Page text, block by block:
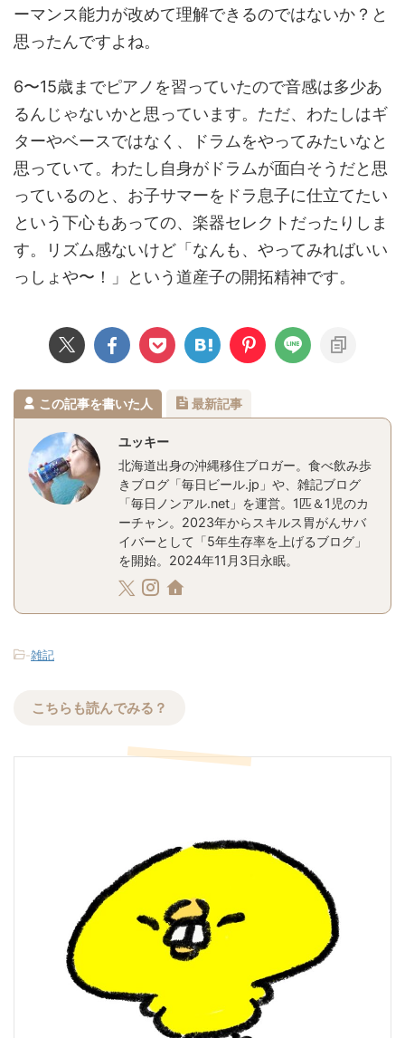
ーマンス能力が改めて理解できるのではないか？と
思ったんですよね。
6〜15歳までピアノを習っていたので音感は多少あ
るんじゃないかと思っています。ただ、わたしはギ
ターやベースではなく、ドラムをやってみたいなと
思っていて。わたし自身がドラムが面白そうだと思
っているのと、お子サマーをドラ息子に仕立てたい
という下心もあっての、楽器セレクトだったりしま
す。リズム感ないけど「なんも、やってみればいい
っしょや〜！」という道産子の開拓精神です。
この記事を書いた人 最新記事
ユッキー
北海道出身の沖縄移住ブロガー。食べ飲み歩
きブログ「毎日ビール.jp」や、雑記ブログ
「毎日ノンアル.net」を運営。1匹＆1児のカ
ーチャン。2023年からスキルス胃がんサバ
イバーとして「5年生存率を上げるブログ」
を開始。2024年11月3日永眠。
-雑記
こちらも読んでみる？